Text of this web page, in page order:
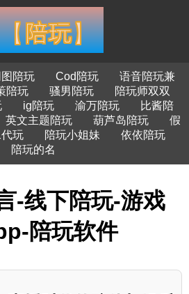
图陪玩 Cod陪玩
语音陪玩兼
陪玩 骚男陪玩
陪玩师双双
ig陪玩 渝万陪玩
比酱陪
英文主题陪玩 葫芦岛陪玩
假
玩 陪玩小姐妹
依依陪玩
陪玩的名
-线下陪玩-游戏
陪玩软件